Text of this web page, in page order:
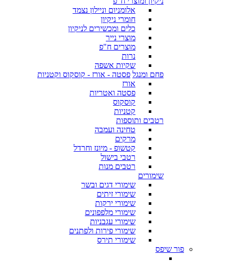
אלומניום וניילון נצמד
חומרי ניקיון
כלים ומכשירים לניקיון
מוצרי נייר
מוצרים ח"פ
נרות
שקיות אשפה
פחם ומנגל פסטה - אורז - קוסקוס וקטניות
אורז
פסטה ואטריות
קוסקוס
קטניות
רטבים ותוספות
טחינה ועמבה
מרקים
קטשופ - מיונז וחרדל
רטבי בישול
רטבים מנות
שימורים
שימורי דגים ובשר
שימורי זיתים
שימורי ירקות
שימורי מלפפונים
שימורי עגבניות
שימורי פירות ולפתנים
שימורי תירס
פור שיפס